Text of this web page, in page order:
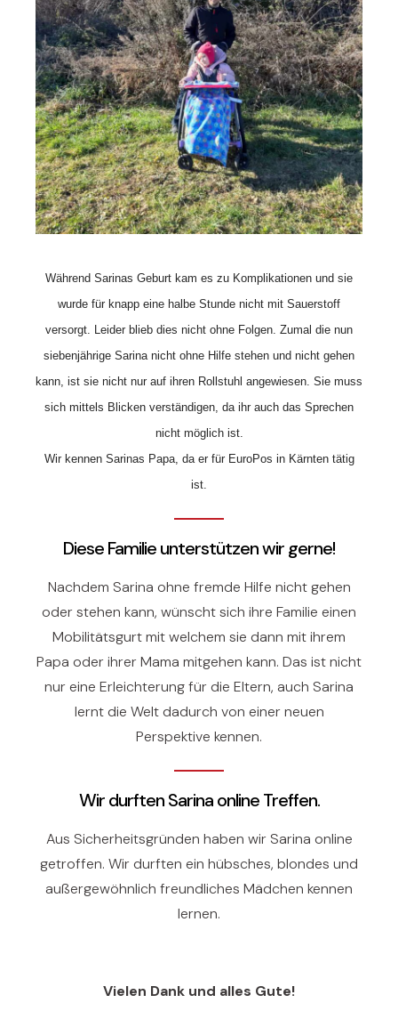
Während Sarinas Geburt kam es zu Komplikationen und sie
wurde für knapp eine halbe Stunde nicht mit Sauerstoff
versorgt. Leider blieb dies nicht ohne Folgen. Zumal die nun
siebenjährige Sarina nicht ohne Hilfe stehen und nicht gehen
kann, ist sie nicht nur auf ihren Rollstuhl angewiesen. Sie muss
sich mittels Blicken verständigen, da ihr auch das Sprechen
nicht möglich ist.
Wir kennen Sarinas Papa, da er für EuroPos in Kärnten tätig
ist.
Diese Familie unterstützen wir gerne!
Nachdem Sarina ohne fremde Hilfe nicht gehen
oder stehen kann, wünscht sich ihre Familie einen
Mobilitätsgurt mit welchem sie dann mit ihrem
Papa oder ihrer Mama mitgehen kann. Das ist nicht
nur eine Erleichterung für die Eltern, auch Sarina
lernt die Welt dadurch von einer neuen
Perspektive kennen.
Wir durften Sarina online Treffen.
Aus Sicherheitsgründen haben wir Sarina online
getroffen. Wir durften ein hübsches, blondes und
außergewöhnlich freundliches Mädchen kennen
lernen.
Vielen Dank und alles Gute!